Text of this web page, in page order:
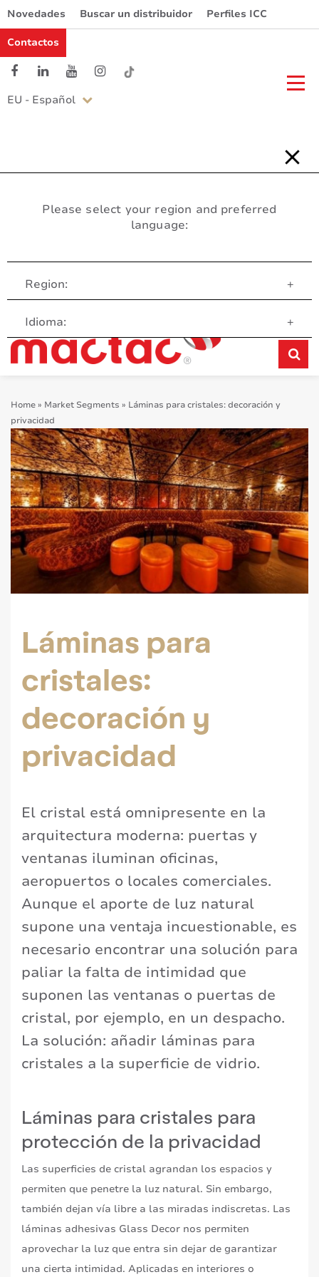
Novedades Buscar un distribuidor Perfiles ICC
Contactos
EU - Español
Please select your region and preferred
language:
Region: +
Idioma: +
Servicio al Cliente
Home» Market Segments » Láminas para cristales: decoración y
privacidad
Láminas para
cristales:
decoración y
privacidad
El cristal está omnipresente en la
arquitectura moderna: puertas y
ventanas iluminan oficinas,
aeropuertos o locales comerciales.
Aunque el aporte de luz natural
supone una ventaja incuestionable, es
necesario encontrar una solución para
paliar la falta de intimidad que
suponen las ventanas o puertas de
cristal, por ejemplo, en un despacho.
La solución: añadir láminas para
cristales a la superficie de vidrio.
Láminas para cristales para
protección de la privacidad
Las superficies de cristal agrandan los espacios y
permiten que penetre la luz natural. Sin embargo,
también dejan vía libre a las miradas indiscretas. Las
láminas adhesivas Glass Decor nos permiten
aprovechar la luz que entra sin dejar de garantizar
una cierta intimidad. Aplicadas en interiores o